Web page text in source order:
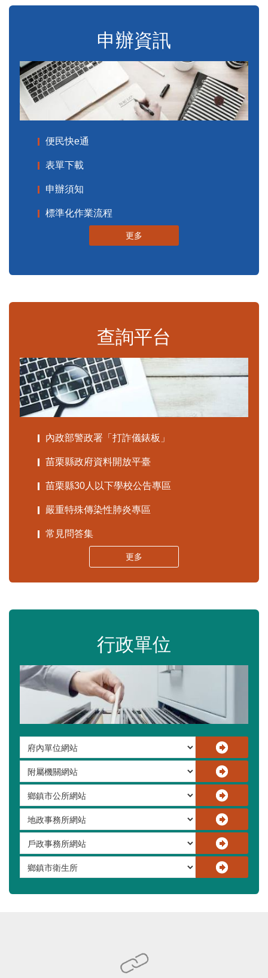
申辦資訊
便民快e通
表單下載
申辦須知
標準化作業流程
更多
查詢平台
內政部警政署「打詐儀錶板」
苗栗縣政府資料開放平臺
苗栗縣30人以下學校公告專區
嚴重特殊傳染性肺炎專區
常見問答集
更多
行政單位